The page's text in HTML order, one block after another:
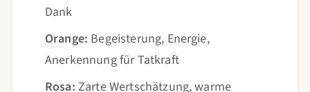
Dank
Orange: Begeisterung, Energie,
Anerkennung für Tatkraft
Rosa: Zarte Wertschätzung, warme